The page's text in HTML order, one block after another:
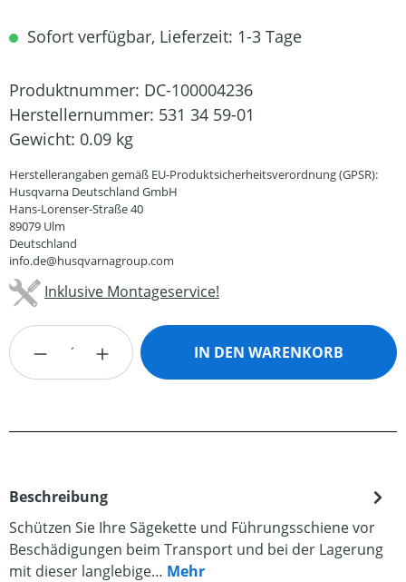
Sofort verfügbar, Lieferzeit: 1-3 Tage
Produktnummer: DC-100004236
Herstellernummer: 531 34 59-01
Gewicht: 0.09 kg
Herstellerangaben gemäß EU-Produktsicherheitsverordnung (GPSR):
Husqvarna Deutschland GmbH
Hans-Lorenser-Straße 40
89079 Ulm
Deutschland
info.de@husqvarnagroup.com
Inklusive Montageservice!
Produkt Anzahl: Gib den gewünschten
IN DEN WARENKORB
Beschreibung
Schützen Sie Ihre Sägekette und Führungsschiene vor
Beschädigungen beim Transport und bei der Lagerung
mit dieser langlebige… Mehr